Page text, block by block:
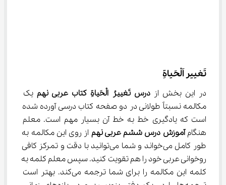
تَغییر اَلْحَیاةِ
در این بخش از درس تَغييرُ الْحَياةِ کتاب عربی نهم یک
مکالمه نسبتاً طولانی در دو صفحه کتاب درسی آورده شده
است که یادگیری خط به خط آن بسیار مهم است. معلم
هنگام آموزش درس ششم عربی نهم از روی این مکالمه به
طور کامل می‌خواند و شما می‌توانید با دقت و تمرکز کافی
روخوانی عربی خود را هم تقویت کنید. سپس معلم کلمه به
کلمه این مکالمه را برای شما ترجمه می‌کند. بهتر است